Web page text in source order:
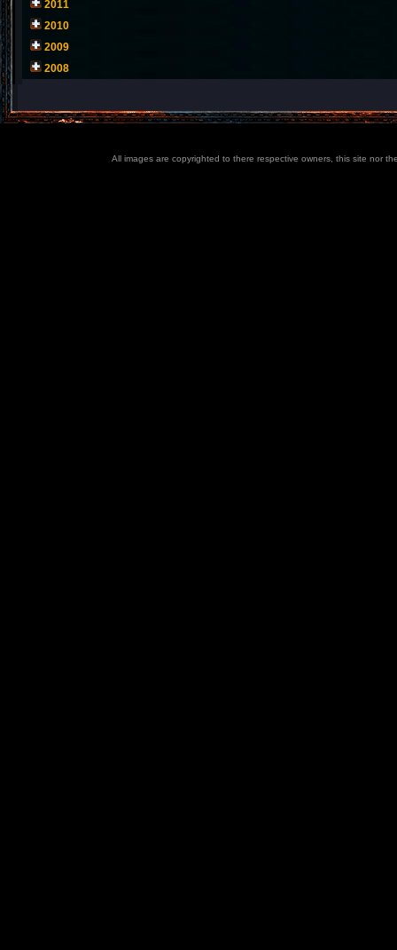
2011
2010
2009
2008
All images are copyrighted to there respective owners, this site nor